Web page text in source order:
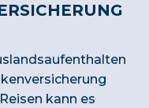
kann es